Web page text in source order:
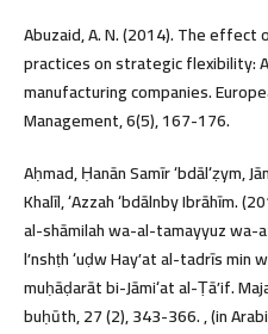
Abuzaid, A. N. (2014). The effect
practices on strategic flexibility:
manufacturing companies.
Management, 6(5), 167-176.
Aḥmad, Ḥanān Samīr ʻbdālʻẓym,
Khalīl, ʻAzzah ʻbdālnby Ibrāhīm.
al-shāmilah wa-al-tamayyuz
lʼnshṭh ʻuḍw Hayʼat al-tadrīs min
muḥāḍarāt bi-Jāmiʻat al-Ṭāʼif.
buḥūth, 27 (2), 343-366. , (in